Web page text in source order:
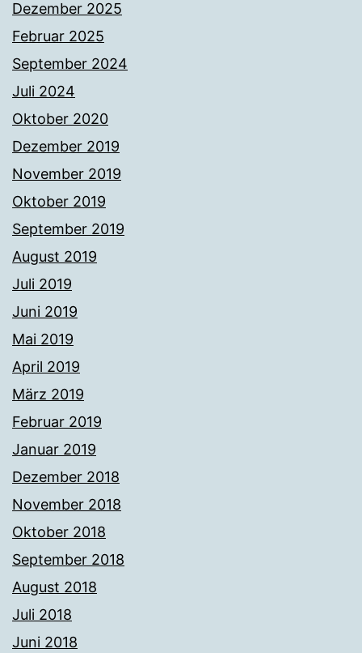
Dezember 2025
Februar 2025
September 2024
Juli 2024
Oktober 2020
Dezember 2019
November 2019
Oktober 2019
September 2019
August 2019
Juli 2019
Juni 2019
Mai 2019
April 2019
März 2019
Februar 2019
Januar 2019
Dezember 2018
November 2018
Oktober 2018
September 2018
August 2018
Juli 2018
Juni 2018